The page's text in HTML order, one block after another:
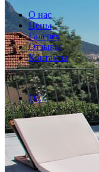
О нас
Цены
Галерея
Отзывы
Контакты
RU
DE